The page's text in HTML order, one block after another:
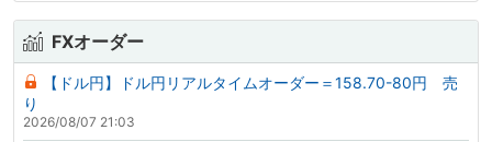
FXオーダー
【ドル円】ドル円リアルタイムオーダー＝158.70-80円 売
り
2026/08/07 21:03